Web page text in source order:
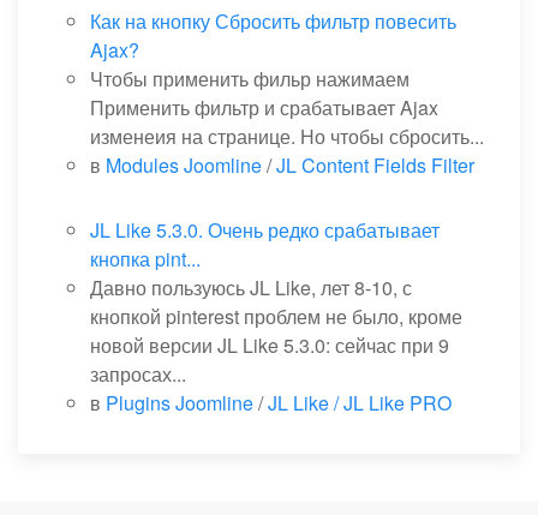
Как на кнопку Сбросить фильтр повесить
Ajax?
Чтобы применить фильр нажимаем
Применить фильтр и срабатывает Ajax
изменеия на странице. Но чтобы сбросить...
в Modules Joomline/JL Content Fields Filter
JL Like 5.3.0. Очень редко срабатывает
кнопка pint...
Давно пользуюсь JL Like, лет 8-10, с
кнопкой pinterest проблем не было, кроме
новой версии JL Like 5.3.0: сейчас при 9
запросах...
в Plugins Joomline/JL Like / JL Like PRO